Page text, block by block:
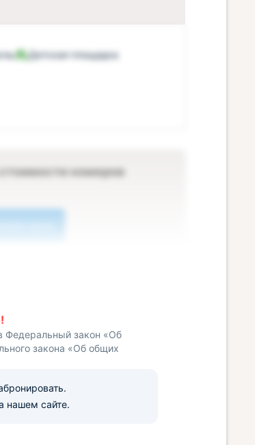
Детская площадка
номеров
Федеральный закон «Об
закона «Об общих
нашем сайте.